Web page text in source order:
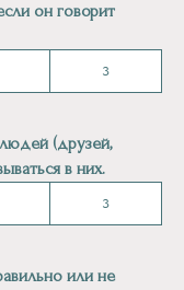
он говорит
3
(друзей,
в них.
3
или не